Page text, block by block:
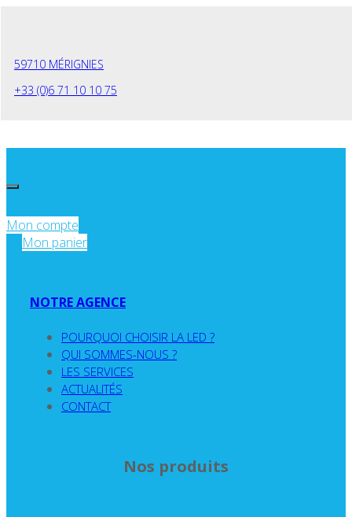
59710 MÉRIGNIES
+33 (0)6 71 10 10 75
Mon compte
Mon panier
NOTRE AGENCE
POURQUOI CHOISIR LA LED ?
QUI SOMMES-NOUS ?
LES SERVICES
ACTUALITÉS
CONTACT
Nos produits